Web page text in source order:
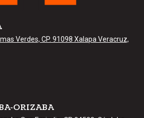
Verdes, CP. 91098 Xalapa Veracruz,
ORIZABA